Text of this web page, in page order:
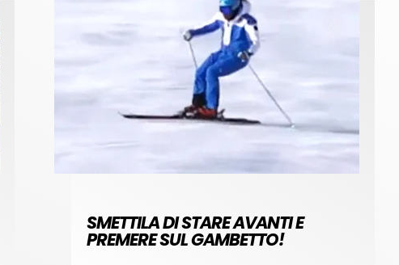
SMETTILA DI STARE AVANTI E
PREMERE SUL GAMBETTO!